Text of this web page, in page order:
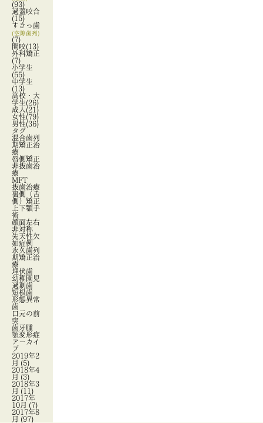
(93)
過蓋咬合
(15)
すきっ歯
(空隙歯列)
(7)
開咬(13)
外科矯正
(7)
小学生
(55)
中学生
(13)
高校・大
学生(26)
成人 (21)
女性(79)
男性(36)
タグ
混合歯列
期矯正治
療
唇側矯正
非抜歯治
療
MFT
抜歯治療
裏側（舌
側）矯正
上下顎手
術
顔面左右
非対称
先天性欠
如症例
永久歯列
期矯正治
療
埋伏歯
幼稚園児
過剰歯
短根歯
形態異常
歯
口元の前
突
歯牙腫
顎変形症
アーカイ
ブ
2019年2
月 (5)
2018年4
月 (3)
2018年3
月 (11)
2017年
10月 (7)
2017年8
月 (97)